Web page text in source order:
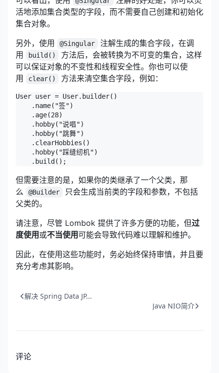
活地添加集合类型的字段，而不需要自己创建和初始化
集合对象。
另外，使用
@Singular
注解生成的集合字段，在调
用
build()
方法后，会被转换为不可变的集合，这样
可以保证对象的不变性和线程安全性。你也可以使
用
clear() 方法来清空集合字段，例如：
User user = User.builder()
    .name("签")
    .age(28)
    .hobby("说唱")
    .hobby("跳舞")
    .clearHobbies()
    .hobby("踩缝纫机")
    .build();
但需要注意的是，如果你的类继承了一个父类，那
么
@Builder
只会生成当前类的字段和参数，不包括
父类的。
请注意，尽管 Lombok 提供了许多方便的功能，但过
度使用 或不当使用可能会导致代码难以理解和维护。
因此，在使用这些功能时，务必始终保持审慎，并且要
充分考虑其影响。
解决 Spring Data JP...
Java NIO简介
评论